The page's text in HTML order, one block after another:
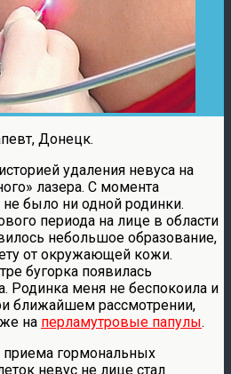
Донецк.
удаления невуса на
лазера. С момента
было ни одной родинки.
периода на лице в области
небольшое образование,
от окружающей кожи.
бугорка появилась
Родинка меня не беспокоила и
ближайшем рассмотрении,
на перламутровые папулы.
приема гормональных
невус не лице стал